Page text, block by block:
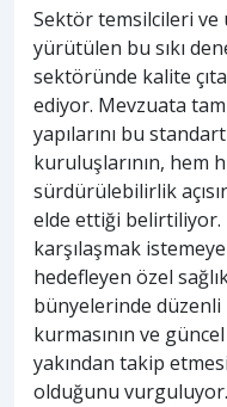
Sektör temsilcileri ve
yürütülen bu sıkı
sektöründe kalite
ediyor. Mevzuata
yapılarını bu
kuruluşlarının, hem
sürdürülebilirlik
elde ettiği belirtiliyor.
karşılaşmak
hedefleyen özel
bünyelerinde düzenli
kurmasının ve
yakından takip
olduğunu vurguluyor.